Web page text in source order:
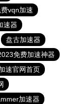
vqn加速
速器
盘古加速器
免费加速神器
速官网首页
加速器